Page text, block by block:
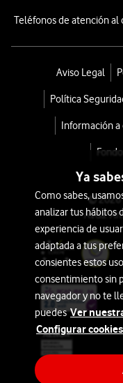
Teléfonos de atención al
Aviso Legal
Política
Información
© 2026
Avda.
Ya
Como sabes,
analizar tus hábitos
experiencia de
adaptada a tus
consientes estos
consentimiento sin
navegador y no te
puedesVer
Configurar cookies